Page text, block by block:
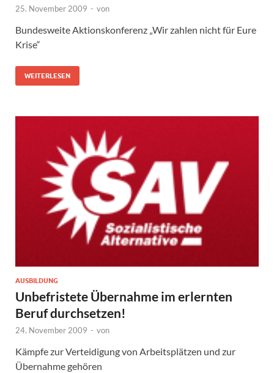
25. November 2009 - von
Bundesweite Aktionskonferenz „Wir zahlen nicht für Eure
Krise“
WEITERLESEN
AUSBILDUNG
Unbefristete Übernahme im erlernten
Beruf durchsetzen!
24. November 2009 - von
Kämpfe zur Verteidigung von Arbeitsplätzen und zur
Übernahme gehören